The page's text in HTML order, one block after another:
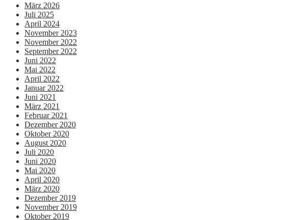
März 2026
Juli 2025
April 2024
November 2023
November 2022
September 2022
Juni 2022
Mai 2022
April 2022
Januar 2022
Juni 2021
März 2021
Februar 2021
Dezember 2020
Oktober 2020
August 2020
Juli 2020
Juni 2020
Mai 2020
April 2020
März 2020
Dezember 2019
November 2019
Oktober 2019